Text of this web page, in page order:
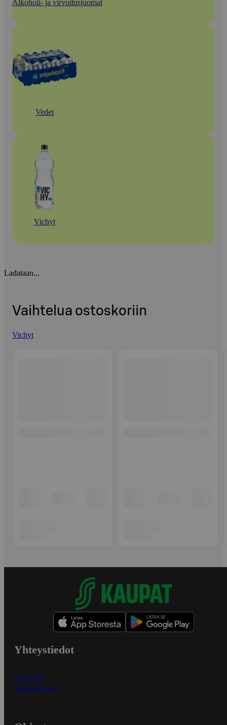
Alkoholi- ja virvoitusjuomat
Vedet
Vichyt
Ladataan...
Vaihtelua ostoskoriin
Vichyt
Yhteystiedot
Myymälät
Asiakaspalvelu